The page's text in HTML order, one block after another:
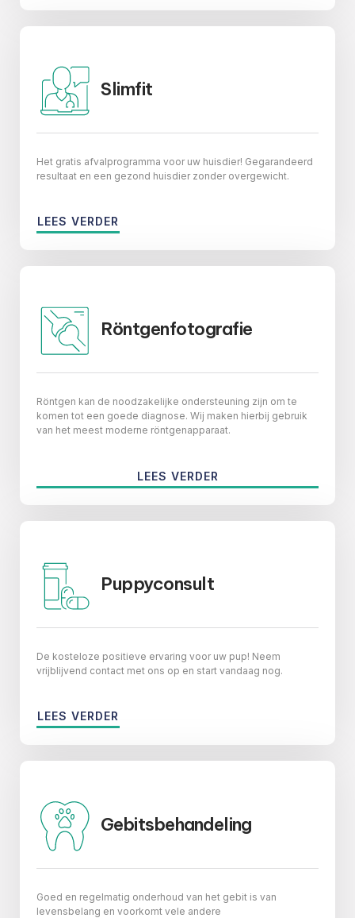
Slimfit
Het gratis afvalprogramma voor uw huisdier! Gegarandeerd
resultaat en een gezond huisdier zonder overgewicht.
LEES VERDER
Röntgenfotografie
Röntgen kan de noodzakelijke ondersteuning zijn om te
komen tot een goede diagnose. Wij maken hierbij gebruik
van het meest moderne röntgenapparaat.
LEES VERDER
Puppyconsult
De kosteloze positieve ervaring voor uw pup! Neem
vrijblijvend contact met ons op en start vandaag nog.
LEES VERDER
Gebitsbehandeling
Goed en regelmatig onderhoud van het gebit is van
levensbelang en voorkomt vele andere